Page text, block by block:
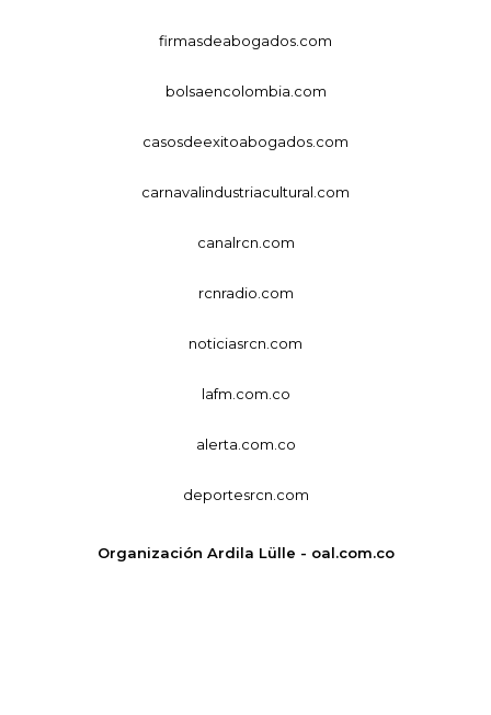
firmasdeabogados.com
bolsaencolombia.com
casosdeexitoabogados.com
carnavalindustriacultural.com
canalrcn.com
rcnradio.com
noticiasrcn.com
lafm.com.co
alerta.com.co
deportesrcn.com
Organización Ardila Lülle - oal.com.co